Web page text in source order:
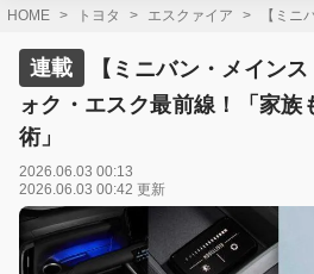
スHOME トヨタ エスクァイア 【ミ
連載
【ミニバン・メイン
ォク・エスク最前線！「家族
術」
2026.06.03 00:13
2026.06.03 00:42 更新